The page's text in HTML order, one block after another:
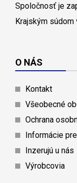
Spoločnosť je
Krajským súdom
O NÁS
Kontakt
Všeobecné
Ochrana
Informácie
Inzerujú u nás
Výrobcovia